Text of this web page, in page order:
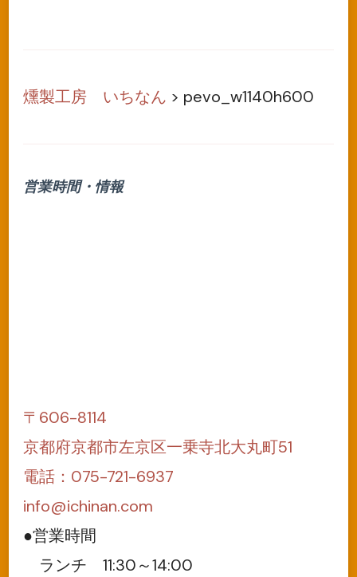
燻製工房 いちなん > pevo_w1140h600
営業時間・情報
〒606-8114
京都府京都市左京区一乗寺北大丸町51
電話：075-721-6937
info@ichinan.com
●営業時間
ランチ 11:30～14:00